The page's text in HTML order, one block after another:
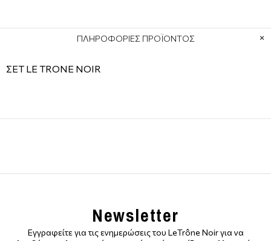
ΠΛΗΡΟΦΟΡΙΕΣ ΠΡΟΪΟΝΤΟΣ
ΣΕΤ LE TRONE NOIR
Newsletter
Εγγραφείτε για τις ενημερώσεις του LeTrône Noir για να